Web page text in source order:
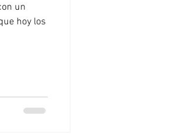
un
hoy los